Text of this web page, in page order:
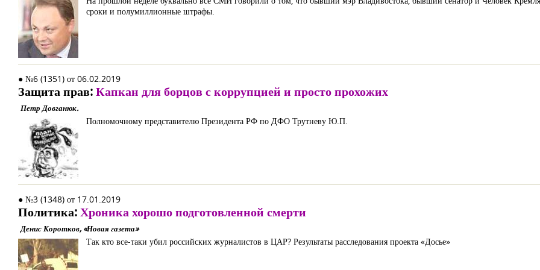
сроки и полумиллионные штрафы.
● №6 (1351) от 06.02.2019
Защита прав:Капкан для борцов с коррупцией и просто прохожих
Петр Довганюк.
Полномочному представителю Президента РФ по ДФО Трутневу Ю.П.
● №3 (1348) от 17.01.2019
Политика:Хроника хорошо подготовленной смерти
Денис Коротков, «Новая газета»
Так кто все-таки убил российских журналистов в ЦАР? Результаты расследования проекта «Досье»